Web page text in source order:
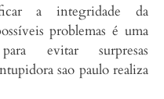
a integridade da
problemas é uma
evitar surpresas
sao paulo realiza